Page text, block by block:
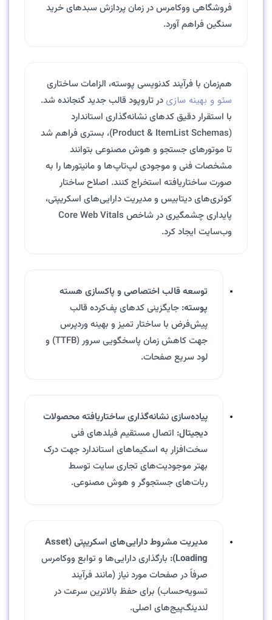
فروشگاهی ووکامرس در زمان پردازش سبدهای خرید
سنگین فراهم آورد.
هم‌زمان با فرآیند کدنویسی پوسته، الزامات ساختاری
سئو و بهینه سازی در تاروپود قالب جدید گنجانده شد.
با استقرار دقیق کدهای نشانه‌گذاری استاندارد
(Product & ItemList Schemas)، بستری فراهم شد
تا موتورهای جستجو و هوش مصنوعی بتوانند
مشخصات فنی و موجودی لپ‌تاپ‌ها و مانیتورها را به
صورت ساختاریافته استخراج کنند. اصلاح ساختار
کوئری‌های دیتابیس و مدیریت دارایی‌های اسکریپتی،
پایداری چشمگیری در شاخص Core Web Vitals
وب‌سایت ایجاد کرد.
توسعه قالب اختصاصی و پاکسازی هسته
پوسته: جایگزینی کدهای پف‌کرده قالب
پیش‌فرض با ساختار تمیز و بهینه وردپرس
جهت کاهش زمان پاسخگویی سرور (TTFB) و
لود سریع صفحات.
پیاده‌سازی نشانه‌گذاری ساختاریافته محصولات
دیجیتال: اتصال مستقیم فیلدهای فنی
سخت‌افزار به اسکیماهای استاندارد جهت درک
بهتر موجودیت‌های تجاری سایت توسط
ربات‌های جستجوگر و هوش مصنوعی.
مدیریت مشروط دارایی‌های اسکریپتی (Asset
Loading):
بارگذاری دارایی‌ها و توابع ووکامرس
صرفاً در صفحات مورد نیاز (مانند فرآیند
تسویه‌حساب) برای حفظ بالاترین سرعت در
لندینگ‌پیج‌های اصلی.